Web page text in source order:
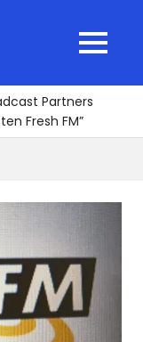
MENU
Partners
Fresh FM”